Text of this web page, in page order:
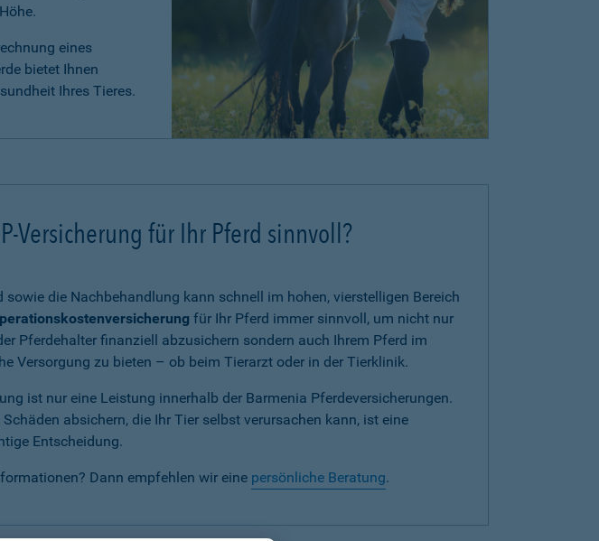
eines
bietet Ihnen
Ihres Tieres.
Versicherung für Ihr Pferd sinnvoll?
sowie die Nachbehandlung kann schnell im hohen, vierstelligen Bereich
für Ihr Pferd immer sinnvoll, um nicht nur
Pferdehalter finanziell abzusichern sondern auch Ihrem Pferd im
Versorgung zu bieten – ob beim Tierarzt oder in der Tierklinik.
ist nur eine Leistung innerhalb der Barmenia Pferdeversicherungen.
absichern, die Ihr Tier selbst verursachen kann, ist eine
Entscheidung.
Dann empfehlen wir eine persönliche Beratung.